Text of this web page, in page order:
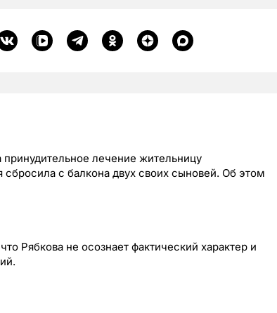
лечение жительницу
сбросила с балкона двух своих сыновей. Об этом
Рябкова не осознает фактический характер и